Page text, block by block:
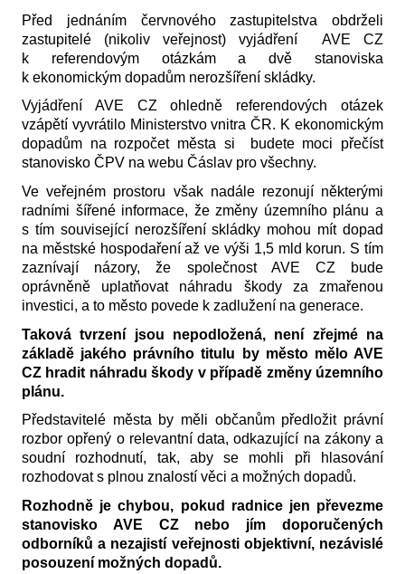
Před jednáním červnového zastupitelstva obdrželi
zastupitelé (nikoliv veřejnost) vyjádření AVE CZ
k referendovým otázkám a dvě stanoviska
k ekonomickým dopadům nerozšíření skládky.
Vyjádření AVE CZ ohledně referendových otázek
vzápětí vyvrátilo Ministerstvo vnitra ČR. K ekonomickým
dopadům na rozpočet města si budete moci přečíst
stanovisko ČPV na webu Čáslav pro všechny.
Ve veřejném prostoru však nadále rezonují některými
radními šířené informace, že změny územního plánu a
s tím související nerozšíření skládky mohou mít dopad
na městské hospodaření až ve výši 1,5 mld korun. S tím
zaznívají názory, že společnost AVE CZ bude
oprávněně uplatňovat náhradu škody za zmařenou
investici, a to město povede k zadlužení na generace.
Taková tvrzení jsou nepodložená, není zřejmé na
základě jakého právního titulu by město mělo AVE
CZ hradit náhradu škody v případě změny územního
plánu.
Představitelé města by měli občanům předložit právní
rozbor opřený o relevantní data, odkazující na zákony a
soudní rozhodnutí, tak, aby se mohli při hlasování
rozhodovat s plnou znalostí věci a možných dopadů.
Rozhodně je chybou, pokud radnice jen převezme
stanovisko AVE CZ nebo jím doporučených
odborníků a nezajistí veřejnosti objektivní, nezávislé
posouzení možných dopadů.